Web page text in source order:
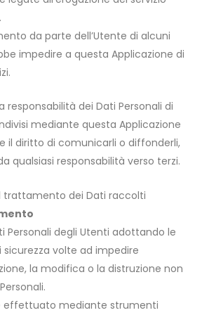
da parte dell’Utente di alcuni
impedire a questa Applicazione di
responsabilità dei Dati Personali di
mediante questa Applicazione
il diritto di comunicarli o diffonderli,
qualsiasi responsabilità verso terzi.
trattamento dei Dati raccolti
Personali degli Utenti adottando le
volte ad impedire
la modifica o la distruzione non
effettuato mediante strumenti